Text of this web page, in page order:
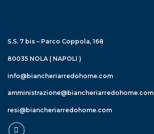
S.S. 7 bis – Parco Coppola, 168
80035 NOLA ( NAPOLI )
info@biancheriarredohome.com
amministrazione@biancheriarredohome.com
resi@biancheriarredohome.com